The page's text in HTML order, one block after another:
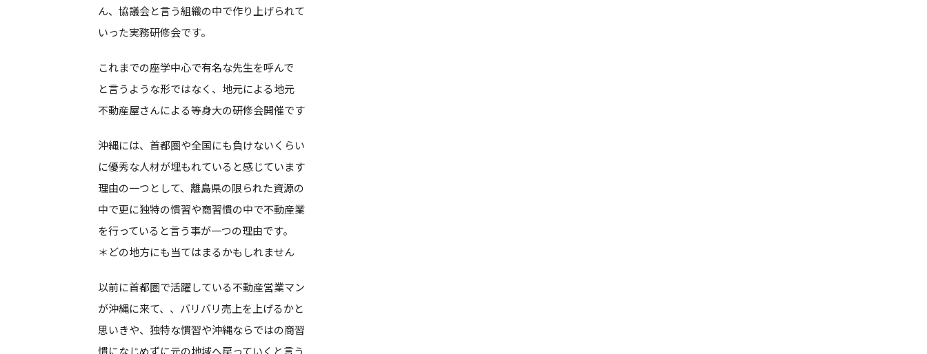
ん、協議会と言う組織の中で作り上げられて
いった実務研修会です。
これまでの座学中心で有名な先生を呼んで
と言うような形ではなく、地元による地元
不動産屋さんによる等身大の研修会開催です
沖縄には、首都圏や全国にも負けないくらい
に優秀な人材が埋もれていると感じています
理由の一つとして、離島県の限られた資源の
中で更に独特の慣習や商習慣の中で不動産業
を行っていると言う事が一つの理由です。
＊どの地方にも当てはまるかもしれません
以前に首都圏で活躍している不動産営業マン
が沖縄に来て、、バリバリ売上を上げるかと
思いきや、独特な慣習や沖縄ならではの商習
慣になじめずに元の地域へ戻っていくと言う